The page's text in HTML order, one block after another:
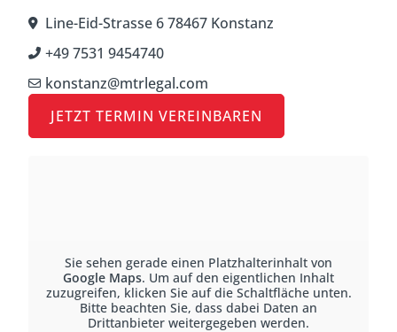
Line-Eid-Strasse 6 78467 Konstanz
+49 7531 9454740
konstanz@mtrlegal.com
JETZT TERMIN VEREINBAREN
Sie sehen gerade einen Platzhalterinhalt von
Google Maps. Um auf den eigentlichen Inhalt
zuzugreifen, klicken Sie auf die Schaltfläche unten.
Bitte beachten Sie, dass dabei Daten an
Drittanbieter weitergegeben werden.